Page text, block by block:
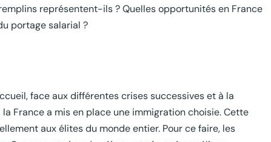
représentent-ils ? Quelles opportunités en France
portage salarial ?
face aux différentes crises successives et à la
France a mis en place une immigration choisie. Cette
aux élites du monde entier. Pour ce faire, les